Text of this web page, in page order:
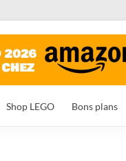
Shop LEGO Bons plans